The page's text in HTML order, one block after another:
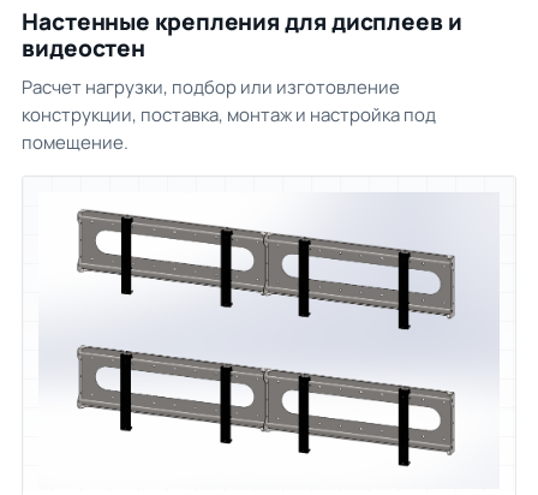
Настенные крепления для дисплеев и
видеостен
Расчет нагрузки, подбор или изготовление
конструкции, поставка, монтаж и настройка под
помещение.